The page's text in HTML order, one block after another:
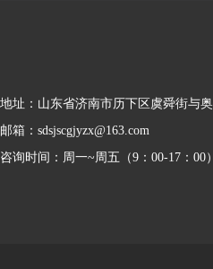
地址：山东省济南市历下区虞舜街与
邮箱：sdsjscgjyzx@163.com
咨询时间：周一~周五（9：00-17：00）